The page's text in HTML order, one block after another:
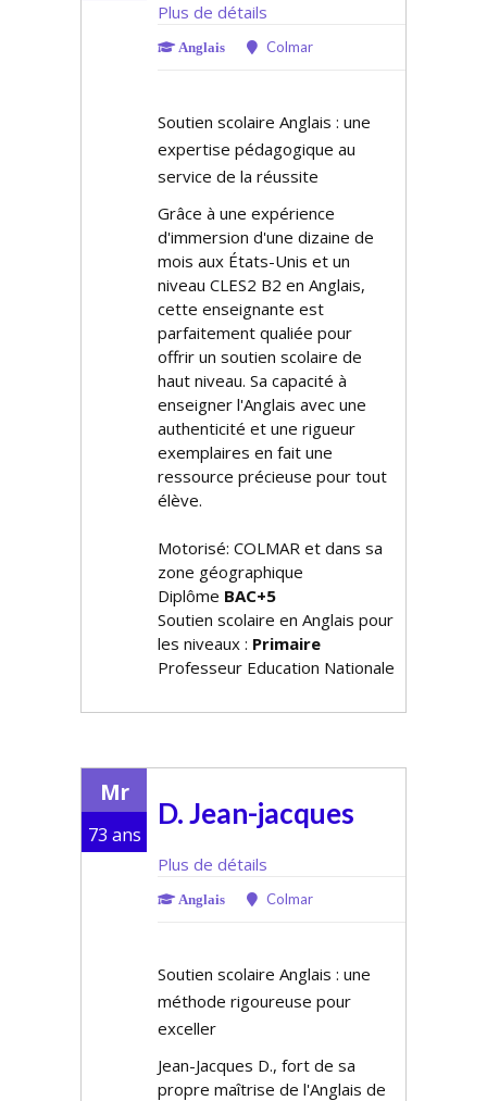
Plus de détails
Anglais Colmar
Soutien scolaire Anglais : une
expertise pédagogique au
service de la réussite
Grâce à une expérience
d'immersion d'une dizaine de
mois aux États-Unis et un
niveau CLES2 B2 en Anglais,
cette enseignante est
parfaitement qualifiée pour
offrir un soutien scolaire de
haut niveau. Sa capacité à
enseigner l'Anglais avec une
authenticité et une rigueur
exemplaires en fait une
ressource précieuse pour tout
élève.
Motorisé: COLMAR et dans sa
zone géographique
Diplôme BAC+5
Soutien scolaire en Anglais pour
les niveaux : Primaire
Professeur Education Nationale
Mr
73 ans
D. Jean-jacques
Plus de détails
Anglais Colmar
Soutien scolaire Anglais : une
méthode rigoureuse pour
exceller
Jean-Jacques D., fort de sa
propre maîtrise de l'Anglais de